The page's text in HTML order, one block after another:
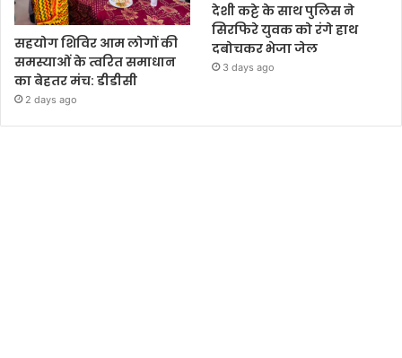
सहयोग शिविर आम लोगों की
समस्याओं के त्वरित समाधान
का बेहतर मंच: डीडीसी
2 days ago
देशी कट्टे के साथ पुलिस ने
सिरफिरे युवक को रंगे हाथ
दबोचकर भेजा जेल
3 days ago